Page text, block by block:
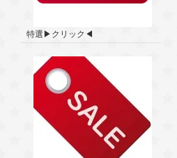
特選▶クリック◀